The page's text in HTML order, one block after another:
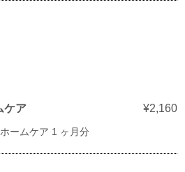
ケア ¥2,160
ームケア 1 ヶ月分